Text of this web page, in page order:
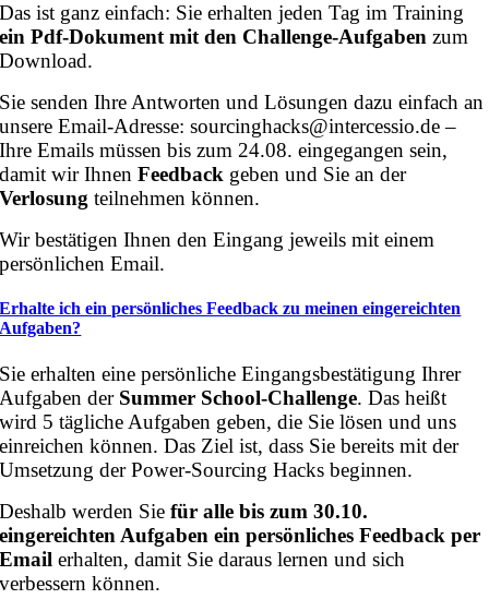
Das ist ganz einfach: Sie erhalten jeden Tag im Training
ein Pdf-Dokument mit den Challenge-Aufgaben zum
Download.
Sie senden Ihre Antworten und Lösungen dazu einfach an
unsere Email-Adresse: sourcinghacks@intercessio.de –
Ihre Emails müssen bis zum 24.08. eingegangen sein,
damit wir Ihnen Feedback geben und Sie an der
Verlosung teilnehmen können.
Wir bestätigen Ihnen den Eingang jeweils mit einem
persönlichen Email.
Erhalte ich ein persönliches Feedback zu meinen eingereichten
Aufgaben?
Sie erhalten eine persönliche Eingangsbestätigung Ihrer
Aufgaben der Summer School-Challenge. Das heißt
wird 5 tägliche Aufgaben geben, die Sie lösen und uns
einreichen können. Das Ziel ist, dass Sie bereits mit der
Umsetzung der Power-Sourcing Hacks beginnen.
Deshalb werden Siefür alle bis zum 30.10.
eingereichten Aufgaben ein persönliches Feedback per
Email erhalten, damit Sie daraus lernen und sich
verbessern können.